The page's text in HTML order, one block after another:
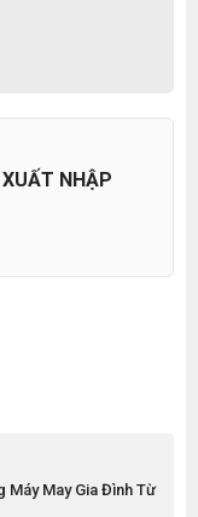
NHẬP
Máy May Gia Đình Từ